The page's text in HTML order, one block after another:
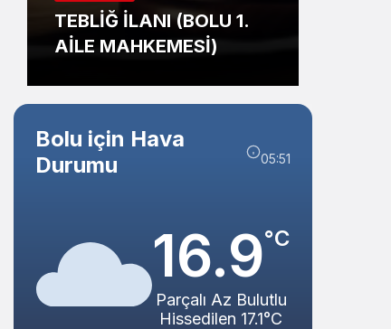
TEBLİĞ İLANI (BOLU 1.
AİLE MAHKEMESİ)
Bolu için Hava
Durumu
05:51
16.9°C
Parçalı Az Bulutlu
Hissedilen 17.1°C